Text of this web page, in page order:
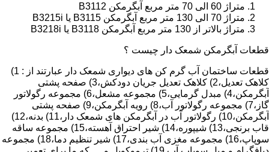
متراژ 60 الی 70 متر مربع آبگرمکن B3112
متراژ 70 الی 130 متر مربع آبگرمکن B3115 یا B3215i
متراژ بالاتر از 130 متر مربع آبگرمکن B3118 یا B3218i
قطعات آبگرمکن شمعک دار چیست ؟
قطعات ساختمان آب گرم کن های دیواری شمعک دار عبارتند از : 1)
کلاهک تعدیل،2) کلاهک تعدیل جریان دودکش،3) صفحه پشتی
آبگرمکن،4) مبدل گرمایی،5) مجموعه مشعل،6) مجموعه رگولاتور
گاز،7) مجموعه رگولاتور آب،8) رویه آبگرمکن،9) صفحه پشتی
آبگرمکن،10) رگولاتور آب در آبگرمکن های شمعک دار،11) بدنه،12)
قاب برنجی،13) شیپوره،14) شیر احتراق آهسته،15) مجموعه ساقه
سوپاپ،16) مجموعه مغزی آب بندی،17) شیر تنظیم دما،18) مجموعه